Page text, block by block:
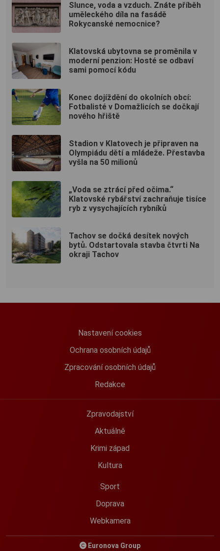
Slunce, voda a vzduch. Znáte příběh
uměleckého díla na fasádě
Rokycanské nemocnice?
Klatovská ubytovna se proměnila v
moderní penzion: Hosté se odbaví
sami pomocí kódu
Konec dojíždění do okolních obcí:
Fotbalisté v Domažlicích se dočkají
nového hřiště
Stadion v Klatovech je připraven na
Olympiádu dětí a mládeže. Přestavba
vyšla na 50 milionů
„Voda se ztrácí před očima.“
Klatovské rybářství zachraňuje tisíce
ryb z vysychajících rybníků
Tachov se dočká desítek nových
bytů. Odstartovala stavba čtvrti Na
okraji Tachov
Nastavení cookies
Ochrana osobních údajů
Zpracování osobních údajů
Redakce
Zpravodajství
Aktuálně
Krimi západ
Kultura
Sport
Doprava
Webkamera
Euronova Group